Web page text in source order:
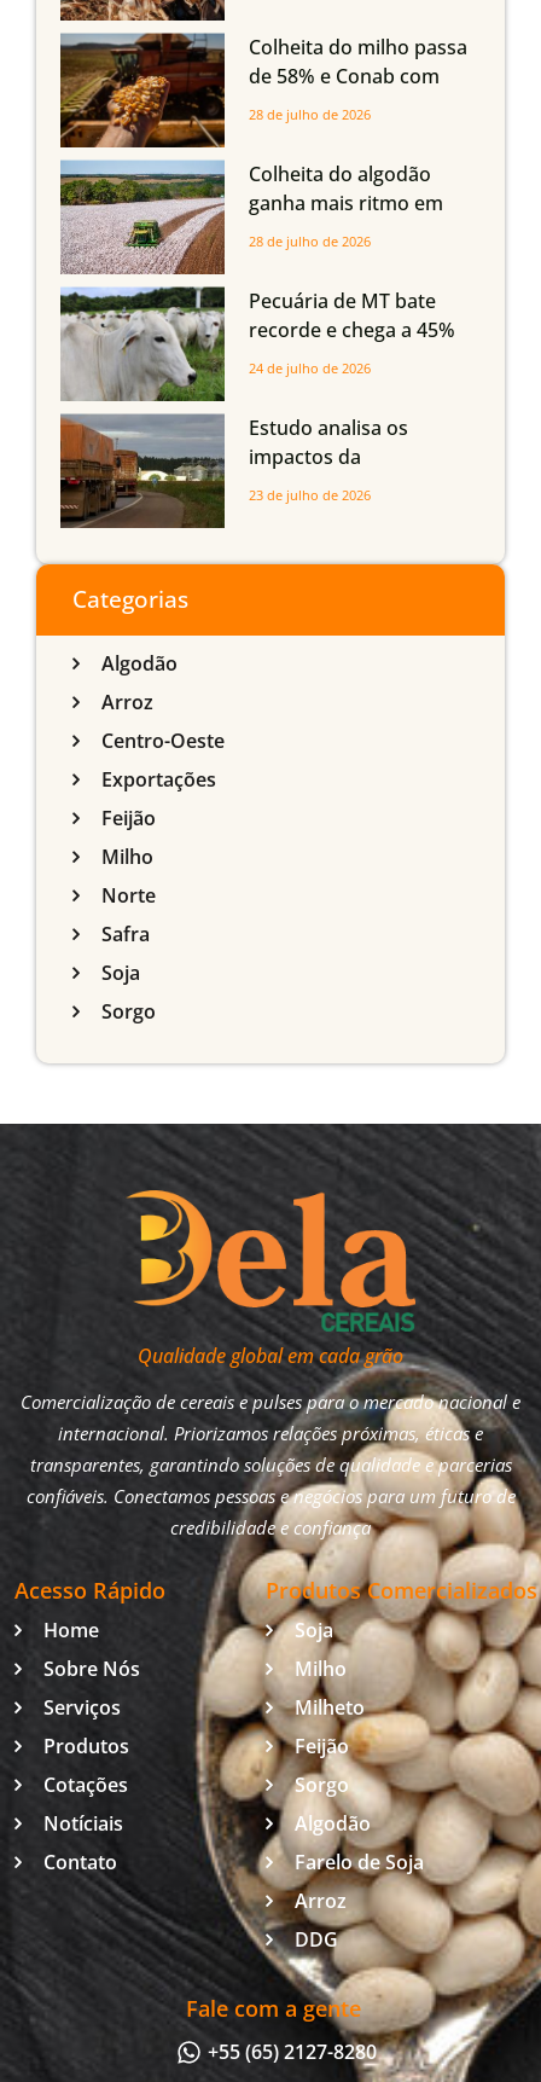
em Mato Grosso, aponta
Imea
Colheita do milho passa
de 58% e Conab com
boas produtividades em
quedas em Tocantins,
Maranhão e Piauí
28 de julho de 2026
Colheita do algodão
ganha mais ritmo em
Mato Grosso, Mato
Maranhão
28 de julho de 2026
Pecuária de MT bate
recorde e chega a 45%
dos bovinos abatidos
24 de julho de 2026
Estudo analisa os
impactos da
infraestrutura logística
do Sul
23 de julho de 2026
Categorias
Algodão
Arroz
Centro-Oeste
Exportações
Feijão
Milho
Norte
Safra
Soja
Sorgo
Qualidade global em cada grão
Comercialização de cereais e pulses para o mercado nacional e
internacional. Priorizamos relações próximas, éticas e
transparentes, garantindo soluções de qualidade e parcerias
confiáveis. Conectamos pessoas e negócios para um futuro de
credibilidade e confiança
Acesso Rápido
Home
Sobre Nós
Serviços
Produtos
Cotações
Notíciais
Contato
Produtos Comercializados
Soja
Milho
Milheto
Feijão
Sorgo
Algodão
Farelo de Soja
Arroz
DDG
Fale com a gente
+55 (65) 2127-8280